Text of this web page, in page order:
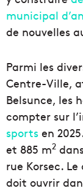
municipal
de nouvelles
Parmi les
Centre-Ville,
Belsunce, les
compter sur
sports en
et 885 m2
rue Korsec.
doit ouvrir